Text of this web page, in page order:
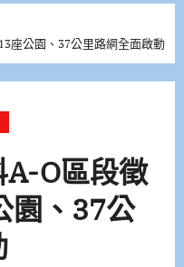
座公園、37公里路網全面啟動
O區段徵
、37公